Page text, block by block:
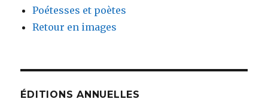
Poétesses et poètes
Retour en images
ÉDITIONS ANNUELLES